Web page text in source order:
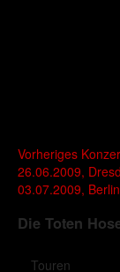
Vorheriges
26.06.2009,
03.07.2009,
Die Toten
Touren